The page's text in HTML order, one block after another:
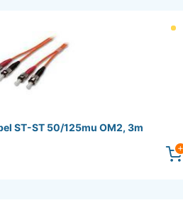
ST-ST 50/125mu OM2, 3m